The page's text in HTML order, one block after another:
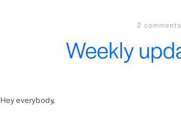
2 comments
Weekly
Hey everybody,